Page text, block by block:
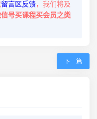
留言区反馈，我们将及
号买课程买会员之类
下一篇